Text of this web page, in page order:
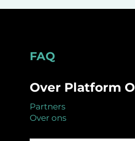
Footer
FAQ
Over Platform O
Partners
Over ons